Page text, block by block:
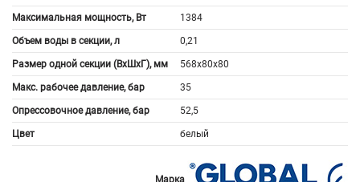
Максимальная мощность, Вт 1384
Объем воды в секции, л 0,21
Размер одной секции (ВхШхГ), мм 568x80x80
Макс. рабочее давление, бар 35
Опрессовочное давление, бар 52,5
Цвет белый
Марка